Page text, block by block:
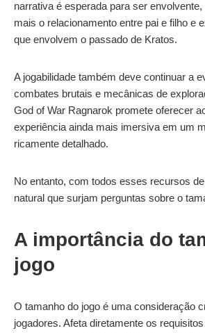
narrativa é esperada para ser
mais o relacionamento entre pai e filho e
que envolvem o passado de Kratos.
A jogabilidade também deve continuar a
combates brutais e mecânicas de
God of War Ragnarok promete oferecer
experiência ainda mais imersiva em um
ricamente detalhado.
No entanto, com todos esses recursos
natural que surjam perguntas sobre o
A importância do
jogo
O tamanho do jogo é uma consideração
jogadores. Afeta diretamente os